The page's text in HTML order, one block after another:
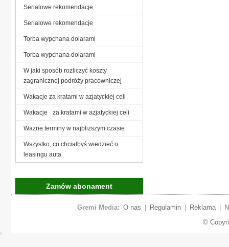
Serialowe rekomendacje
Serialowe rekomendacje
Torba wypchana dolarami
Torba wypchana dolarami
W jaki sposób rozliczyć koszty
zagranicznej podróży pracowniczej
Wakacje za kratami w azjatyckiej celi
Wakacje za kratami w azjatyckiej celi
Ważne terminy w najbliższym czasie
Wszystko, co chciałbyś wiedzieć o
leasingu auta
Zamów abonament
Gremi Media: O nas Regulamin Reklama
©